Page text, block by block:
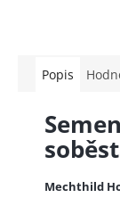
Popis
Mechthild